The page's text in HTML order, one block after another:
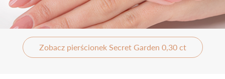
Zobacz pierścionek Secret Garden 0,30 ct